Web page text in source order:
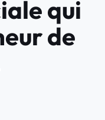
qui
de